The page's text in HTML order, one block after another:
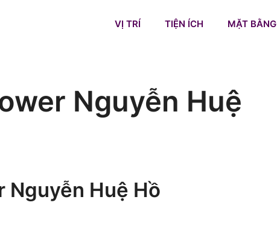
VỊ TRÍ TIỆN ÍCH MẶT BẰNG
Nguyễn Huệ
Nguyễn Huệ Hồ